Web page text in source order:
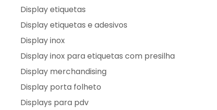
Display etiquetas
Display etiquetas e adesivos
Display inox
Display inox para etiquetas com presilha
Display merchandising
Display porta folheto
Displays para pdv